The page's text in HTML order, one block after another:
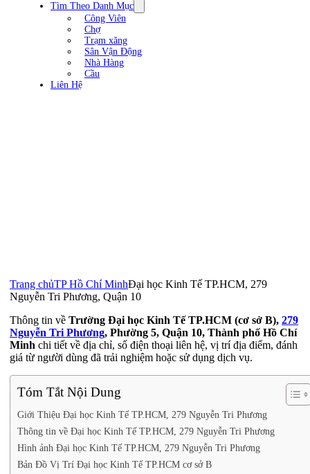
Tìm Theo Danh Mục
Công Viên
Chợ
Trạm xăng
Sân Vận Động
Nhà Hàng
Cầu
Liên Hệ
Trang chủTP Hồ Chí MinhĐại học Kinh Tế TP.HCM, 279
Nguyễn Tri Phương, Quận 10
Thông tin về Trường Đại học Kinh Tế TP.HCM (cơ sở B), 279
Nguyễn Tri Phương, Phường 5, Quận 10, Thành phố Hồ Chí
Minh chi tiết về địa chỉ, số điện thoại liên hệ, vị trí địa điểm, đánh
giá từ người dùng đã trải nghiệm hoặc sử dụng dịch vụ.
Tóm Tắt Nội Dung
Giới Thiệu Đại học Kinh Tế TP.HCM, 279 Nguyễn Tri Phương
Thông tin về Đại học Kinh Tế TP.HCM, 279 Nguyễn Tri Phương
Hình ảnh Đại học Kinh Tế TP.HCM, 279 Nguyễn Tri Phương
Bản Đồ Vị Trí Đại học Kinh Tế TP.HCM cơ sở B